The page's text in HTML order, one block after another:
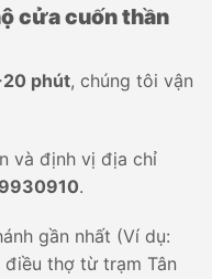
cửa cuốn thần
phút, chúng tôi vận
và định vị địa chỉ
.
gần nhất (Ví dụ:
điều thợ từ trạm Tân